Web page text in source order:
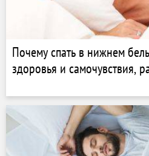
Почему спать в нижнем
здоровья и самочувствия,